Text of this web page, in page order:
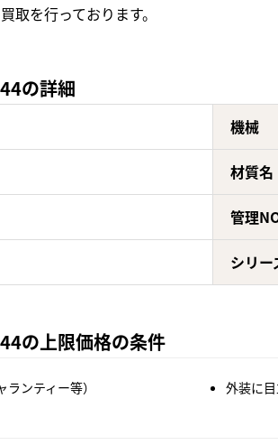
取を行っております。
の詳細
機械
材質名
管理
シリー
の上限価格の条件
ンティー等）
外装に